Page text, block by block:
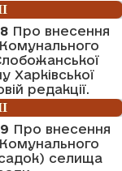
Про внесення
Харківської
редакції.
Про внесення
садок) селища